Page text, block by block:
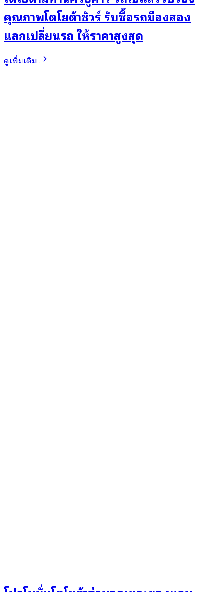
คุณภาพโตโยต้าชัวร์ รับซื้อรถมืองสอง
แลกเปลี่ยนรถ ให้ราคาสูงสุด
ดูเพิ่มเติม..